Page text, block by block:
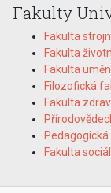
Fakulty
Fakulta
Fakulta
Fakulta
Filozofická
Fakulta
Fakulta